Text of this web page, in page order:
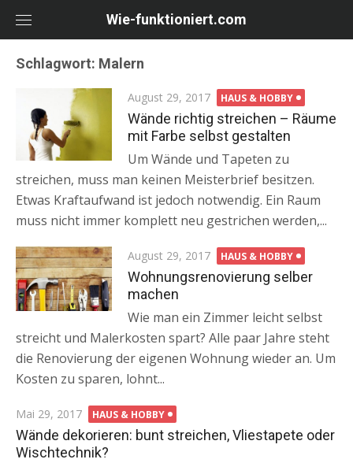
Wie-funktioniert.com
Schlagwort: Malern
Posted
on
August 29, 2017 HAUS & HOBBY
Wände richtig streichen – Räume
mit Farbe selbst gestalten
Um Wände und Tapeten zu
streichen, muss man keinen Meisterbrief besitzen.
Etwas Kraftaufwand ist jedoch notwendig. Ein Raum
muss nicht immer komplett neu gestrichen werden,...
Posted
on
August 29, 2017 HAUS & HOBBY
Wohnungsrenovierung selber
machen
Wie man ein Zimmer leicht selbst
streicht und Malerkosten spart? Alle paar Jahre steht
die Renovierung der eigenen Wohnung wieder an. Um
Kosten zu sparen, lohnt...
Posted
on
Mai 29, 2017 HAUS & HOBBY
Wände dekorieren: bunt streichen, Vliestapete oder
Wischtechnik?